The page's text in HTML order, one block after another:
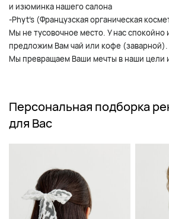
и изюминка нашего салона
-Phyt's (Французская органическая
Мы не тусовочное место. У нас
предложим Вам чай или кофе (заварной).
Мы превращаем Ваши мечты в наши цели
Персональная подборка
для Вас